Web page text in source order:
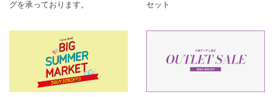
グを承っております。
セット